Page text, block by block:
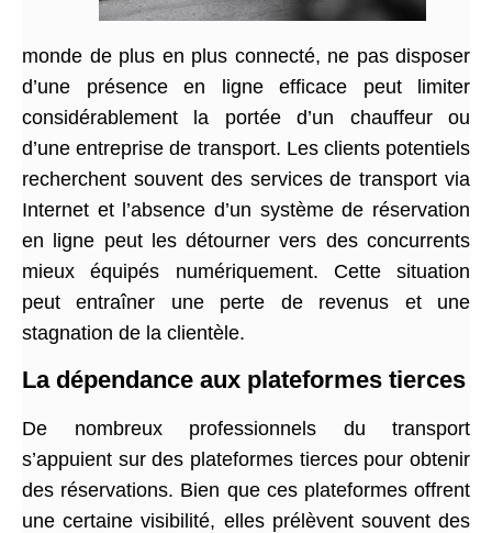
monde de plus en plus connecté, ne pas disposer
d’une présence en ligne efficace peut limiter
considérablement la portée d’un chauffeur ou
d’une entreprise de transport. Les clients potentiels
recherchent souvent des services de transport via
Internet et l’absence d’un système de réservation
en ligne peut les détourner vers des concurrents
mieux équipés numériquement. Cette situation
peut entraîner une perte de revenus et une
stagnation de la clientèle.
La dépendance aux plateformes tierces
De nombreux professionnels du transport
s’appuient sur des plateformes tierces pour obtenir
des réservations. Bien que ces plateformes offrent
une certaine visibilité, elles prélèvent souvent des